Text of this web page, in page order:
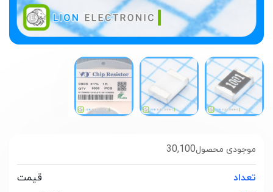
30,100موجودی محصول
تعداد
قیمت